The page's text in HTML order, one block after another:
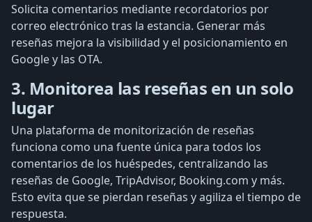
Solicita comentarios mediante recordatorios por
correo electrónico tras la estancia. Generar más
reseñas mejora la visibilidad y el posicionamiento en
Google y las OTA.
3. Monitorea las reseñas en un solo
lugar
Una plataforma de monitorización de reseñas
funciona como una fuente única para todos los
comentarios de los huéspedes, centralizando las
reseñas de Google, TripAdvisor, Booking.com y más.
Esto evita que se pierdan reseñas y agiliza el tiempo de
respuesta.